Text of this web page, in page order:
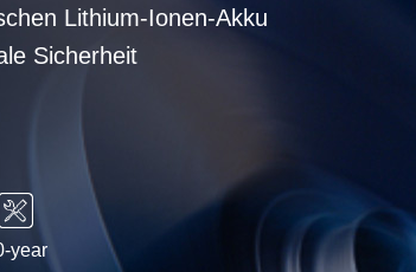
Lithium-Ionen-Akku
Sicherheit
year